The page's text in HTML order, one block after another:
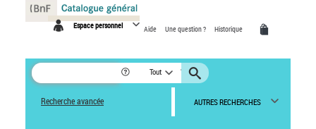
Espace personnel Aide Une question ? Historique
Tout
Recherche avancée AUTRES RECHERCHES
Panneau de gestion des cookies